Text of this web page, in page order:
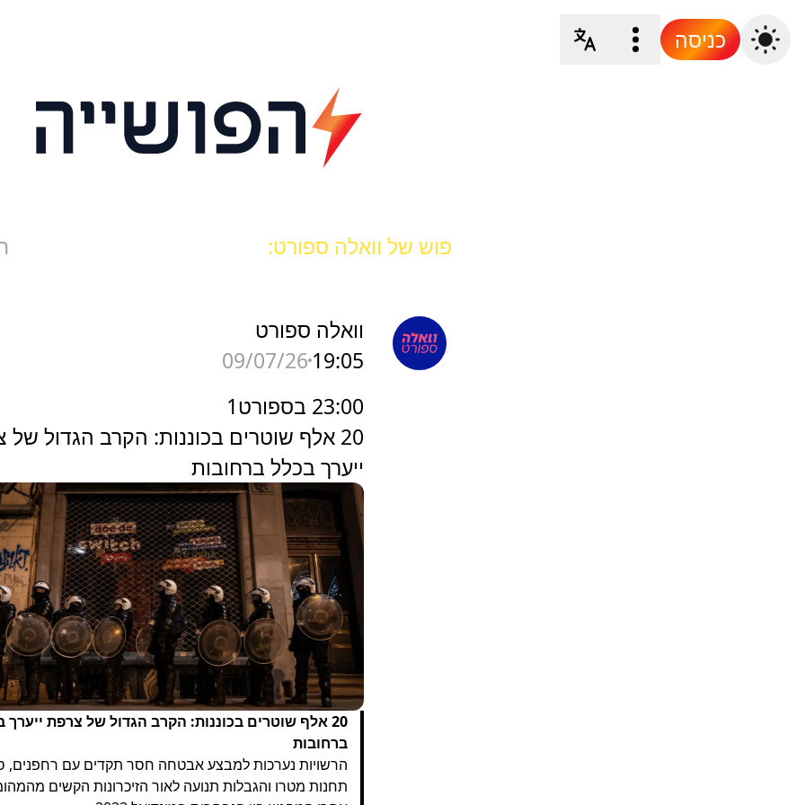
כניסה
פוש של וואלה ספורט:
וואלה ספורט
19:05
09/07/26
23:00 בספורט1
20 אלף שוטרים בכוננות: הקרב הגדול
ייערך בכלל ברחובות
20 אלף שוטרים בכוננות: הקרב הגדול של צרפת ייערך
ברחובות
הרשויות נערכות למבצע אבטחה חסר תקדים עם רחפנים,
תחנות מטרו והגבלות תנועה לאור הזיכרונות הקשים